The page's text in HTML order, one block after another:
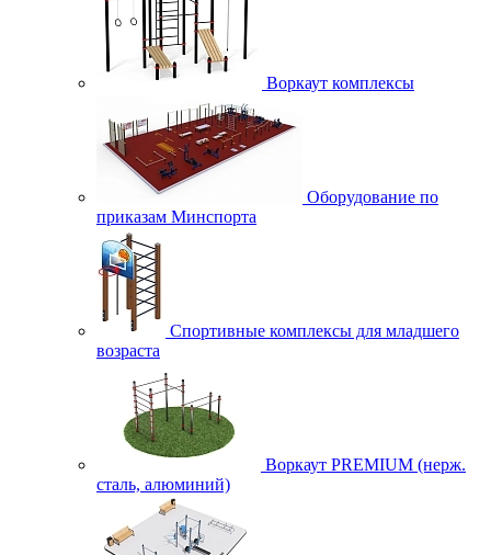
Воркаут комплексы
Оборудование по
приказам Минспорта
Спортивные комплексы для младшего
возраста
Воркаут PREMIUM (нерж.
сталь, алюминий)